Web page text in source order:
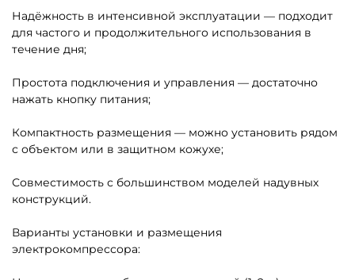
Надёжность в интенсивной эксплуатации — подходит
для частого и продолжительного использования в
течение дня;
Простота подключения и управления — достаточно
нажать кнопку питания;
Компактность размещения — можно установить рядом
с объектом или в защитном кожухе;
Совместимость с большинством моделей надувных
конструкций.
Варианты установки и размещения
электрокомпрессора: